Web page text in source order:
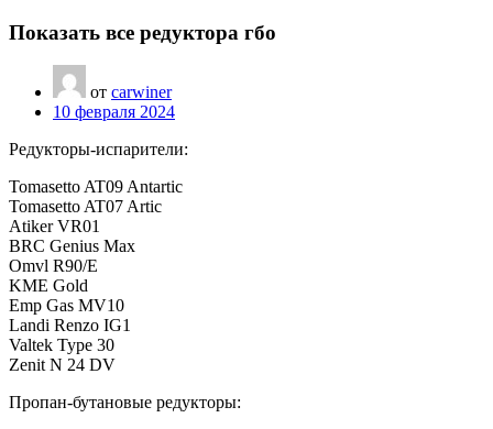
Показать все редуктора гбо
от carwiner
10 февраля 2024
Редукторы-испарители:
Tomasetto AT09 Antartic
Tomasetto AT07 Artic
Atiker VR01
BRC Genius Max
Omvl R90/E
KME Gold
Emp Gas MV10
Landi Renzo IG1
Valtek Type 30
Zenit N 24 DV
Пропан-бутановые редукторы: